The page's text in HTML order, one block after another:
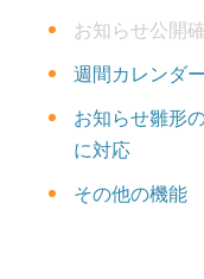
お知らせ公開
週間カレンダ
お知らせ雛形
に対応
その他の機能